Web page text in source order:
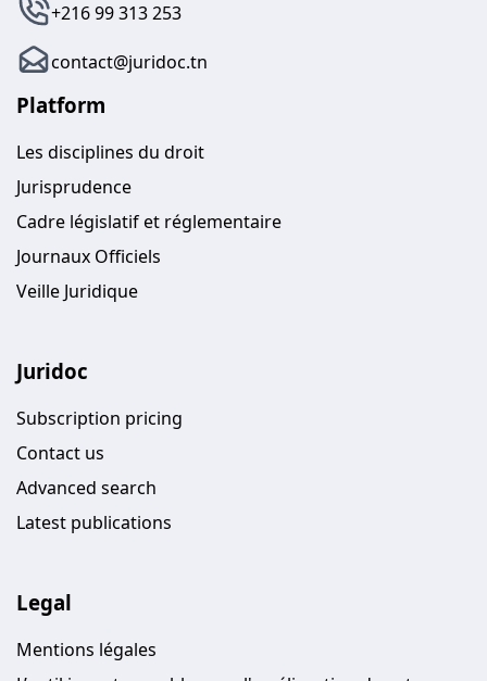
+216 99 313 253
contact@juridoc.tn
Platform
Les disciplines du droit
Jurisprudence
Cadre législatif et réglementaire
Journaux Officiels
Veille Juridique
Juridoc
Subscription pricing
Contact us
Advanced search
Latest publications
Legal
Mentions légales